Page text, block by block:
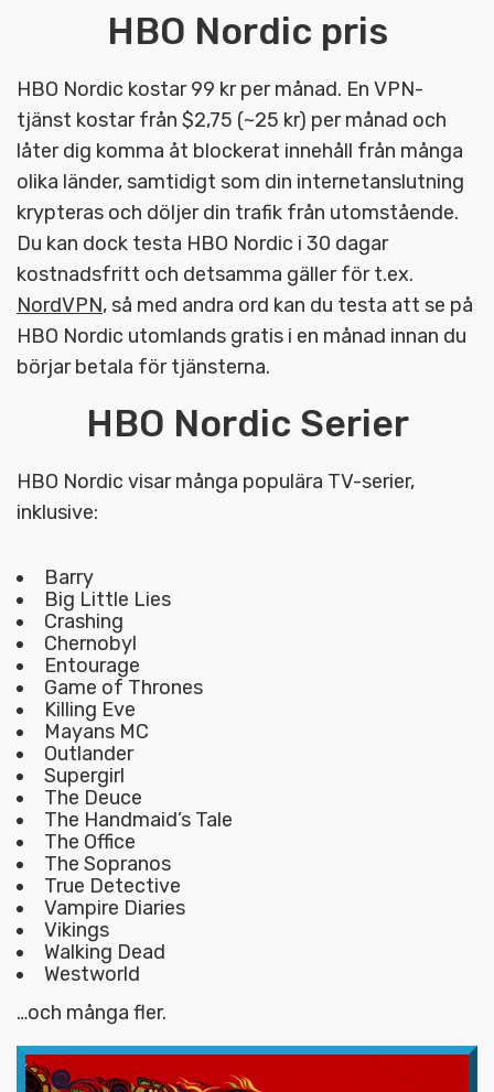
HBO Nordic pris
HBO Nordic kostar 99 kr per månad. En VPN-
tjänst kostar från $2,75 (~25 kr) per månad och
låter dig komma åt blockerat innehåll från många
olika länder, samtidigt som din internetanslutning
krypteras och döljer din trafik från utomstående.
Du kan dock testa HBO Nordic i 30 dagar
kostnadsfritt och detsamma gäller för t.ex.
NordVPN, så med andra ord kan du testa att se på
HBO Nordic utomlands gratis i en månad innan du
börjar betala för tjänsterna.
HBO Nordic Serier
HBO Nordic visar många populära TV-serier,
inklusive:
Barry
Big Little Lies
Crashing
Chernobyl
Entourage
Game of Thrones
Killing Eve
Mayans MC
Outlander
Supergirl
The Deuce
The Handmaid’s Tale
The Office
The Sopranos
True Detective
Vampire Diaries
Vikings
Walking Dead
Westworld
…och många fler.